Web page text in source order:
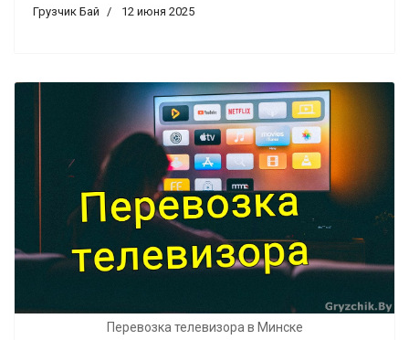
Грузчик Бай 12 июня 2025
Перевозка телевизора в Минске